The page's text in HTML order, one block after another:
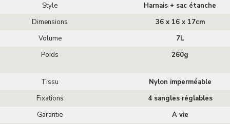
Style
Harnais + sac étanche
Dimensions
36 x 16 x 17cm
Volume
7L
Poids
260g
Tissu
Nylon imperméable
Fixations
4 sangles réglables
Garantie
A vie